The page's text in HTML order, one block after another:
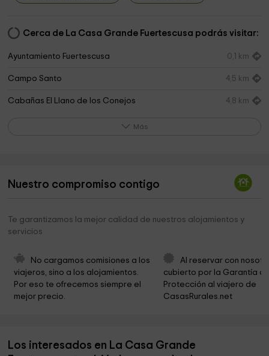
Cerca de La Casa Grande Fuertescusa podrás visitar:
Ayuntamiento Fuertescusa 0,1 km
Campo Santo 4,5 km
Cabañas El Llano de los Conejos 4,8 km
Parroquia de Santiago Apóstol Casa Rectoral
Iglesia De San Millán 5,9 km
Ermita de las Angustias
Museo Etnologico De Los Gancheros Y La Madera
Via Ferrata Estrecho De Priego
Convento de San Miguel de las Victorias 9,6 km
Iglesia de San Miguel Arcángel
Más
Nuestro compromiso contigo
Te garantizamos la mejor calidad de nuestros alojamientos y
servicios
No cargamos comisiones a los
viajeros, sino a los alojamientos.
Por eso te ofrecemos siempre el
mejor precio.
Al reservar con
cubierto por la Garantía
Protección al viajero de
CasasRurales.net
Los interesados en La Casa Grande